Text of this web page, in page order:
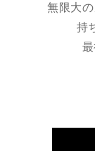
無限大
持